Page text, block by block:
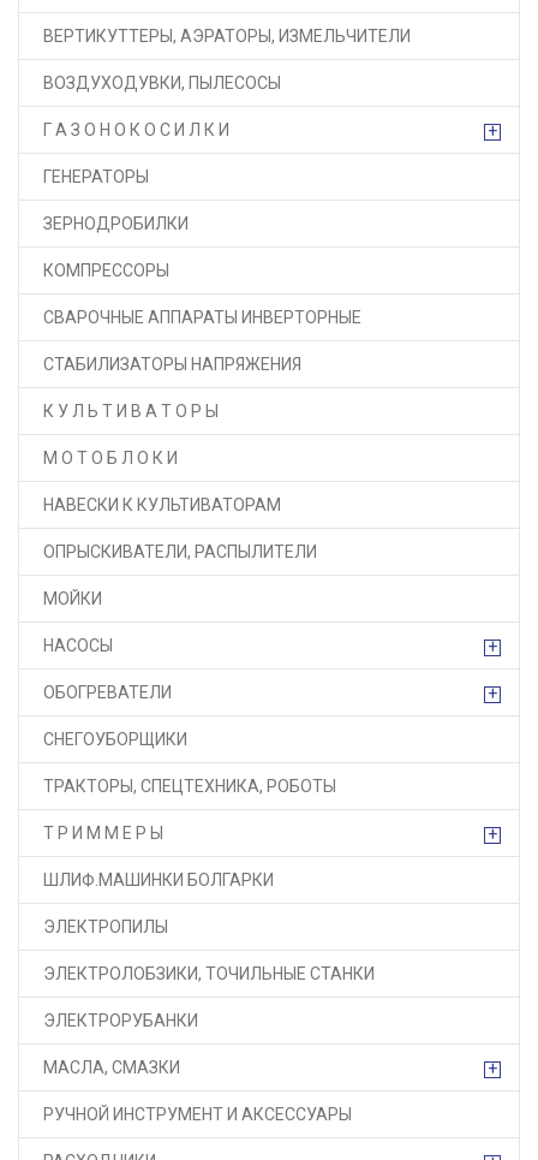
ВЕРТИКУТТЕРЫ, АЭРАТОРЫ, ИЗМЕЛЬЧИТЕЛИ
ВОЗДУХОДУВКИ, ПЫЛЕСОСЫ
Г А З О Н О К О С И Л К И +
ГЕНЕРАТОРЫ
ЗЕРНОДРОБИЛКИ
КОМПРЕССОРЫ
СВАРОЧНЫЕ АППАРАТЫ ИНВЕРТОРНЫЕ
СТАБИЛИЗАТОРЫ НАПРЯЖЕНИЯ
К У Л Ь Т И В А Т О Р Ы
М О Т О Б Л О К И
НАВЕСКИ К КУЛЬТИВАТОРАМ
ОПРЫСКИВАТЕЛИ, РАСПЫЛИТЕЛИ
МОЙКИ
НАСОСЫ +
ОБОГРЕВАТЕЛИ +
СНЕГОУБОРЩИКИ
ТРАКТОРЫ, СПЕЦТЕХНИКА, РОБОТЫ
Т Р И М М Е Р Ы +
ШЛИФ.МАШИНКИ БОЛГАРКИ
ЭЛЕКТРОПИЛЫ
ЭЛЕКТРОЛОБЗИКИ, ТОЧИЛЬНЫЕ СТАНКИ
ЭЛЕКТРОРУБАНКИ
МАСЛА, СМАЗКИ +
РУЧНОЙ ИНСТРУМЕНТ И АКСЕССУАРЫ